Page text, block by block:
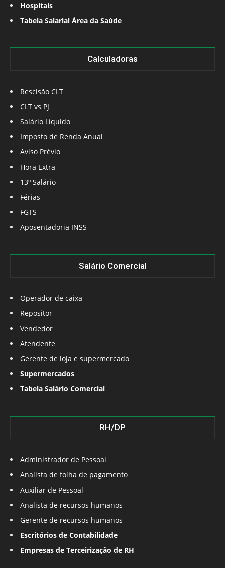
Hospitais
Tabela Salarial Área da Saúde
Calculadoras
Rescisão CLT
CLT vs PJ
Salário Líquido
Imposto de Renda Anual
Aviso Prévio
Hora Extra
13º Salário
Férias
FGTS
Aposentadoria INSS
Salário Comercial
Operador de caixa
Repositor
Vendedor
Atendente
Gerente de loja e supermercado
Supermercados
Tabela Salário Comercial
RH/DP
Administrador de Pessoal
Analista de folha de pagamento
Auxiliar de Pessoal
Analista de recursos humanos
Gerente de recursos humanos
Escritórios de Contabilidade
Empresas de Terceirização de RH